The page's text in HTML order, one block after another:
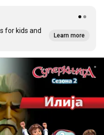
for kids and
Learn more